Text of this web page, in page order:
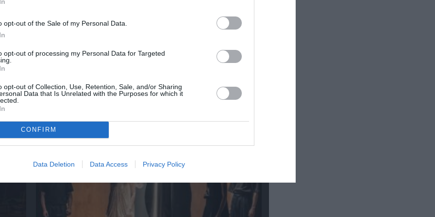
opt-out of the Sale of my Personal Data.
opt-out of processing my Personal Data for Targeted
opt-out of Collection, Use, Retention, Sale, and/or Sharing
Data that Is Unrelated with the Purposes for which it
CONFIRM
Data Deletion Data Access Privacy Policy
Τελευταία νέα